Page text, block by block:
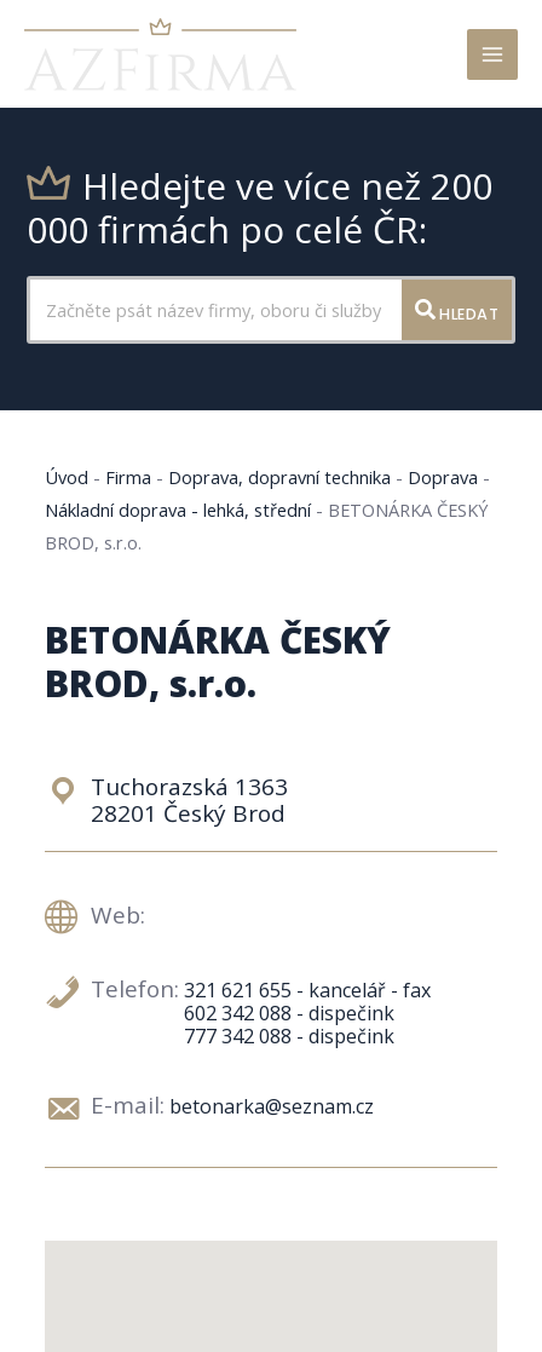
Hledejte ve více než 200
000 firmách po celé ČR:
HLEDAT
Úvod - Firma - Doprava, dopravní technika - Doprava -
Nákladní doprava - lehká, střední- BETONÁRKA ČESKÝ
BROD, s.r.o.
BETONÁRKA ČESKÝ
BROD, s.r.o.
Tuchorazská 1363
28201 Český Brod
Web:
Telefon: 321 621 655 - kancelář - fax
602 342 088 - dispečink
777 342 088 - dispečink
E-mail: betonarka@seznam.cz